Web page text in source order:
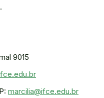
9015
marcilia@ifce.edu.br